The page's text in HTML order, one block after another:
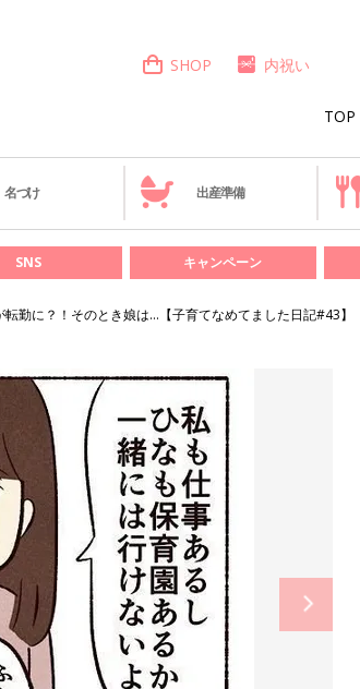
TOP
SHOP 内祝い
名づけ 出産準備
SNS キャンペーン
転勤に？！そのとき娘は…【子育てなめてました日記#43】